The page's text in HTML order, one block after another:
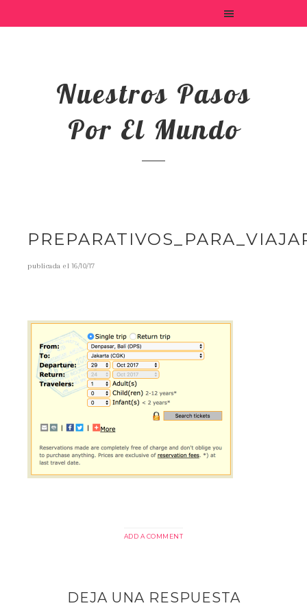
Nuestros Pasos
Por El Mundo
publicada el16/10/17
ADD A COMMENT
DEJA UNA RESPUESTA